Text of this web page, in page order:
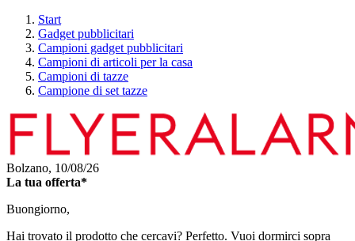
Start
Gadget pubblicitari
Campioni gadget pubblicitari
Campioni di articoli per la casa
Campioni di tazze
Campione di set tazze
Bolzano, 10/08/26
La tua offerta*
Buongiorno,
Hai trovato il prodotto che cercavi? Perfetto. Vuoi dormirci sopra